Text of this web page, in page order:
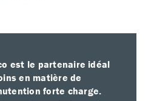
est le partenaire idéal
en matière de
forte charge.